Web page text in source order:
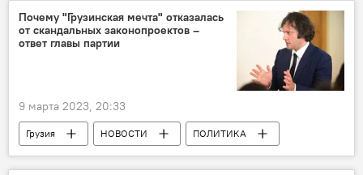
Тбилиси
Закон об "иноагентах"
Почему "Грузинская мечта" отказалась
от скандальных законопроектов –
ответ главы партии
9 марта 2023, 20:33
Грузия НОВОСТИ
ПОЛИТИКА
Ираклий Кобахидзе